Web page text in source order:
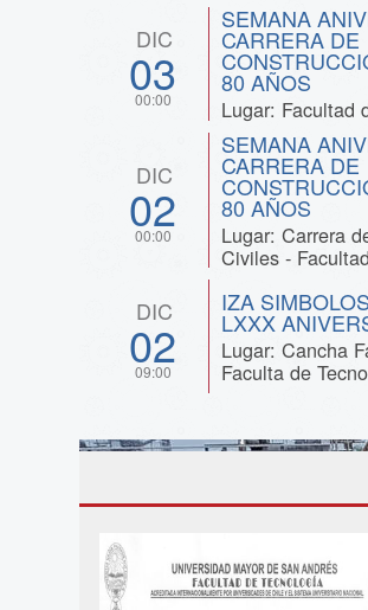
DIC
03
00:00
SEMANA
CARRERA DE
80 AÑOS
Lugar: Facultad
DIC
02
00:00
SEMANA
CARRERA DE
80 AÑOS
Lugar: Carrera
Civiles -
DIC
02
09:00
IZA
LXXX
Lugar: Cancha
Faculta de